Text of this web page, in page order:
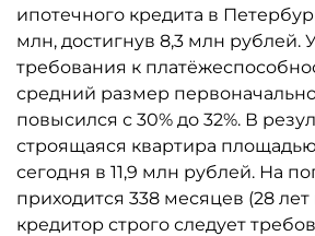
ипотечного кредита в
млн, достигнув 8,3 млн рублей.
требования к
средний размер
повысился с 30% до 32%. В
строящаяся квартира
сегодня в 11,9 млн рублей. На
приходится 338 месяцев (28
кредитор строго следует